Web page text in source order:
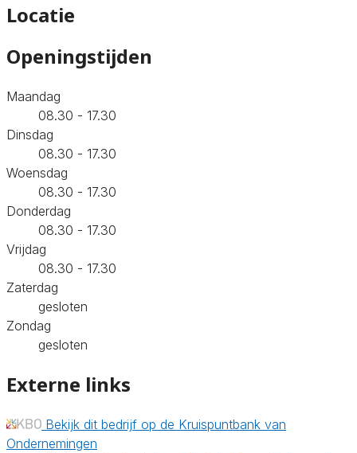
Locatie
Openingstijden
Maandag
08.30 - 17.30
Dinsdag
08.30 - 17.30
Woensdag
08.30 - 17.30
Donderdag
08.30 - 17.30
Vrijdag
08.30 - 17.30
Zaterdag
gesloten
Zondag
gesloten
Externe links
Bekijk dit bedrijf op de Kruispuntbank van
Ondernemingen